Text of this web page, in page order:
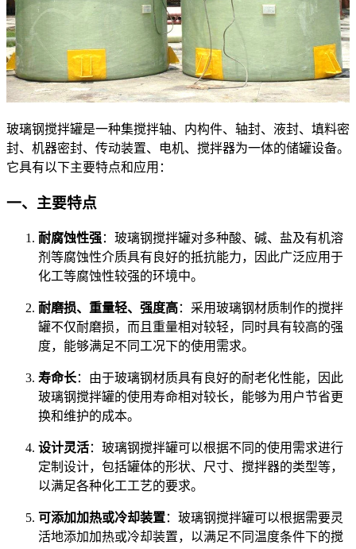
玻璃钢搅拌罐是一种集搅拌轴、内构件、轴封、液封、填料密
封、 机器密封、传动装置、电机、搅拌器为一体的储罐设备。
它具有以下主要特点和应用：
一、主要特点
耐腐蚀性强：玻璃钢搅拌罐对多种酸、碱、盐及有机溶
剂等腐蚀性介质具有良好的抵抗能力，因此广泛应用于
化工等腐蚀性较强的环境中。
耐磨损、重量轻、强度高：采用玻璃钢材质制作的搅拌
罐不仅耐磨损，而且重量相对较轻，同时具有较高的强
度，能够满足不同工况下的使用需求。
寿命长：由于玻璃钢材质具有良好的耐老化性能，因此
玻璃钢搅拌罐的使用寿命相对较长，能够为用户节省更
换和维护的成本。
设计灵活：玻璃钢搅拌罐可以根据不同的使用需求进行
定制设计，包括罐体的形状、尺寸、搅拌器的类型等，
以满足各种化工工艺的要求。
可添加加热或冷却装置：玻璃钢搅拌罐可以根据需要灵
活地添加加热或冷却装置，以满足不同温度条件下的搅